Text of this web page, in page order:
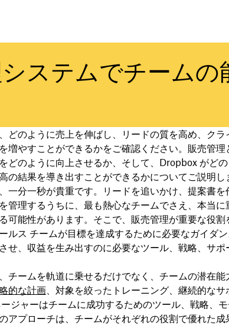
ステムでチームの
どのように売上を伸ばし、リードの質を高め、クラ
増やすことができるかをご確認ください。販売管理
どのように向上させるか、そして、Dropbox がど
の結果を導き出すことができるかについてご説明し
一分一秒が貴重です。リードを追いかけ、提案書を
管理するうちに、最も熱心なチームでさえ、本当に
可能性があります。そこで、販売管理が重要な役割
ルス チームが目標を達成するために必要なガイダ
せ、収益を生み出すのに必要なツール、戦略、サポ
チームを軌道に乗せるだけでなく、チームの潜在能
的な計画、対象を絞ったトレーニング、継続的なサ
ジャーはチームに成功するためのツール、戦略、
アプローチは、チームがそれぞれの役割で優れた成